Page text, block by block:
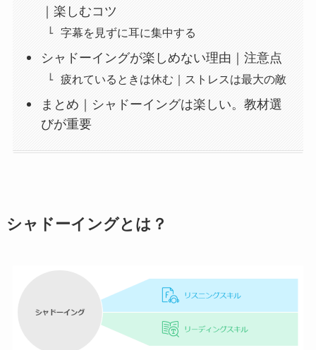
｜楽しむコツ
字幕を見ずに耳に集中する
シャドーイングが楽しめない理由｜注意点
疲れているときは休む｜ストレスは最大の敵
まとめ｜シャドーイングは楽しい。教材選
びが重要
シャドーイングとは？